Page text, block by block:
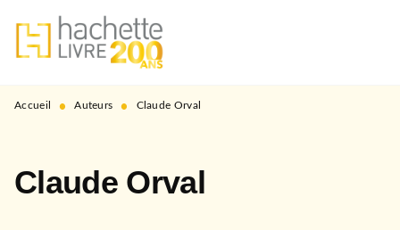
MENU RECHERCHE
PIED DE PAGE
Accueil • Auteurs • Claude Orval
Claude Orval